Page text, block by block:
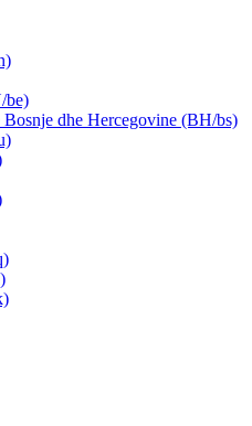
be)
Bosnje dhe Hercegovine (BH/bs)